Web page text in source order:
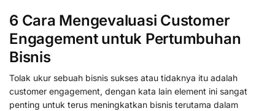
6 Cara Mengevaluasi Customer
Engagement untuk Pertumbuhan
Bisnis
Tolak ukur sebuah bisnis sukses atau tidaknya itu adalah
customer engagement, dengan kata lain element ini sangat
penting untuk terus meningkatkan bisnis terutama dalam